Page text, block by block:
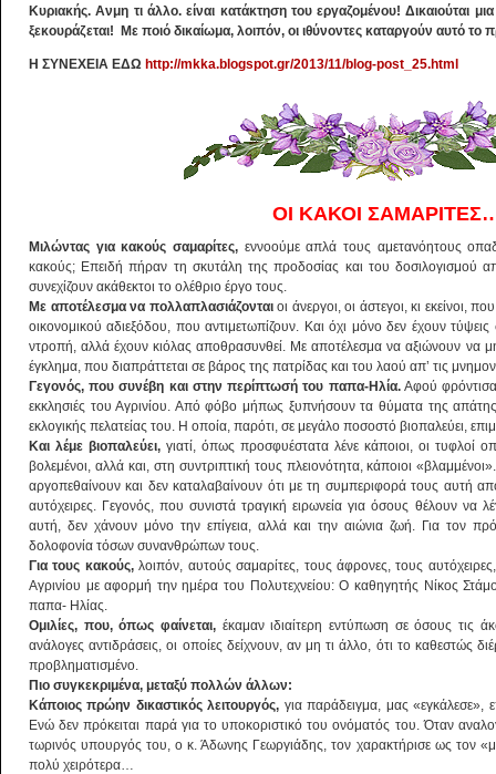
Κυριακής. Ανμη τι άλλο. είναι κατάκτηση του εργαζομένου! Δικαιούται
ξεκουράζεται! Με ποιό δικαίωμα, λοιπόν, οι ιθύνοντες καταργούν αυτό το
Η ΣΥΝΕΧΕΙΑ ΕΔΩ http://mkka.blogspot.gr/2013/11/blog-post_25.html
ΟΙ ΚΑΚΟΙ
Μιλώντας για κακούς σαμαρίτες, εννοούμε απλά τους αμετανόητους
κακούς; Επειδή πήραν τη σκυτάλη της προδοσίας και του δοσιλογισμού
συνεχίζουν ακάθεκτοι το ολέθριο έργο τους.
Με αποτέλεσμα να πολλαπλασιάζονταιοι άνεργοι, οι άστεγοι, κι εκείνοι,
οικονομικού αδιεξόδου, που αντιμετωπίζουν. Και όχι μόνο δεν έχουν τύψεις
ντροπή, αλλά έχουν κιόλας αποθρασυνθεί. Με αποτέλεσμα να αξιώνουν να
έγκλημα, που διαπράττεται σε βάρος της πατρίδας και του λαού απ’ τις
Γεγονός, που συνέβη και στην περίπτωσή του παπα-Ηλία.Αφού
εκκλησιές του Αγρινίου. Από φόβο μήπως ξυπνήσουν τα θύματα της
εκλογικής πελατείας του. Η οποία, παρότι, σε μεγάλο ποσοστό βιοπαλεύει,
Και λέμε βιοπαλεύει, γιατί, όπως προσφυέστατα λένε κάποιοι, οι τυφλοί
βολεμένοι, αλλά και, στη συντριπτική τους πλειονότητα, κάποιοι
αργοπεθαίνουν και δεν καταλαβαίνουν ότι με τη συμπεριφορά τους αυτή
αυτόχειρες. Γεγονός, που συνιστά τραγική ειρωνεία για όσους θέλουν να
αυτή, δεν χάνουν μόνο την επίγεια, αλλά και την αιώνια ζωή. Για τον
δολοφονία τόσων συνανθρώπων τους.
Για τους κακούς,λοιπόν, αυτούς σαμαρίτες, τους άφρονες, τους
Αγρινίου με αφορμή την ημέρα του Πολυτεχνείου: Ο καθηγητής Νίκος
παπα- Ηλίας.
Ομιλίες, που, όπως φαίνεται, έκαμαν ιδιαίτερη εντύπωση σε όσους τις
ανάλογες αντιδράσεις, οι οποίες δείχνουν, αν μη τι άλλο, ότι το καθεστώς
προβληματισμένο.
Πιο συγκεκριμένα, μεταξύ πολλών άλλων:
Κάποιος πρώην δικαστικός λειτουργός, για παράδειγμα, μας «εγκάλεσε»,
Ενώ δεν πρόκειται παρά για το υποκοριστικό του ονόματός του. Όταν
τωρινός υπουργός του, ο κ. Άδωνης Γεωργιάδης, τον χαρακτήρισε ως τον
πολύ χειρότερα…